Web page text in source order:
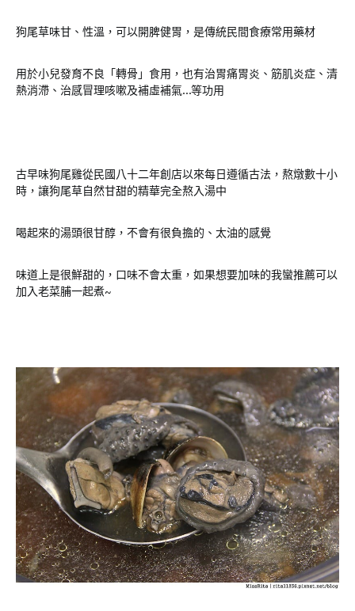
狗尾草味甘、性溫，可以開脾健胃，是傳統民間食療常用藥材
用於小兒發育不良「轉骨」食用，也有治胃痛胃炎、筋肌炎症、清
熱消滯、治感冒理咳嗽及補虛補氣…等功用
古早味狗尾雞從民國八十二年創店以來每日遵循古法，熬燉數十小
時，讓狗尾草自然甘甜的精華完全熬入湯中
喝起來的湯頭很甘醇，不會有很負擔的、太油的感覺
味道上是很鮮甜的，口味不會太重，如果想要加味的我蠻推薦可以
加入老菜脯一起煮~